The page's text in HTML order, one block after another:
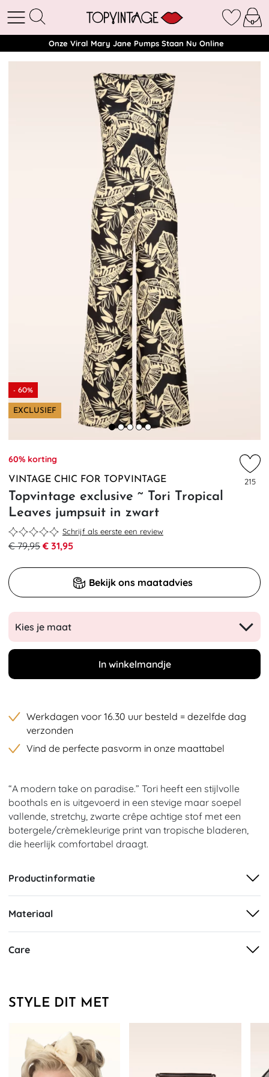
Onze Viral Mary Jane Pumps Staan Nu Online
- 60%
EXCLUSIEF
60% korting
VINTAGE CHIC FOR TOPVINTAGE
Topvintage exclusive ~ Tori Tropical
Leaves jumpsuit in zwart
215
Schrijf als eerste een review
€ 79,95 € 31,95
Bekijk ons maatadvies
Kies je maat
In winkelmandje
Werkdagen voor 16.30 uur besteld = dezelfde dag
verzonden
Vind de perfecte pasvorm in onze maattabel
“A modern take on paradise.” Tori heeft een stijlvolle
boothals en is uitgevoerd in een stevige maar soepel
vallende, stretchy, zwarte crêpe achtige stof met een
botergele/crèmekleurige print van tropische bladeren,
die heerlijk comfortabel draagt.
Productinformatie
Materiaal
Care
STYLE DIT MET